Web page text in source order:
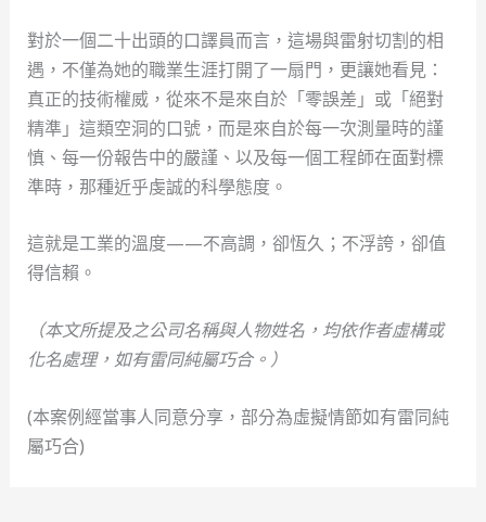
對於一個二十出頭的口譯員而言，這場與雷射切割的相
遇，不僅為她的職業生涯打開了一扇門，更讓她看見：
真正的技術權威，從來不是來自於「零誤差」或「絕對
精準」這類空洞的口號，而是來自於每一次測量時的謹
慎、每一份報告中的嚴謹、以及每一個工程師在面對標
準時，那種近乎虔誠的科學態度。
這就是工業的溫度——不高調，卻恆久；不浮誇，卻值
得信賴。
（本文所提及之公司名稱與人物姓名，均依作者虛構或
化名處理，如有雷同純屬巧合。）
(本案例經當事人同意分享，部分為虛擬情節如有雷同純
屬巧合)